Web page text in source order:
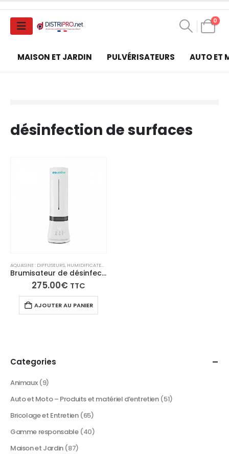
0
MAISON ET JARDIN PULVÉRISATEURS AUTO ET
désinfection de surfaces
Brumisateur de désinfection aquahome xl
275.00€ TTC
AJOUTER AU PANIER
Categories
Animaux (9)
Auto et Moto – Produits et matériel d’entretien (51)
Bricolage et Entretien (65)
Gamme responsable (40)
Maison et Jardin (87)